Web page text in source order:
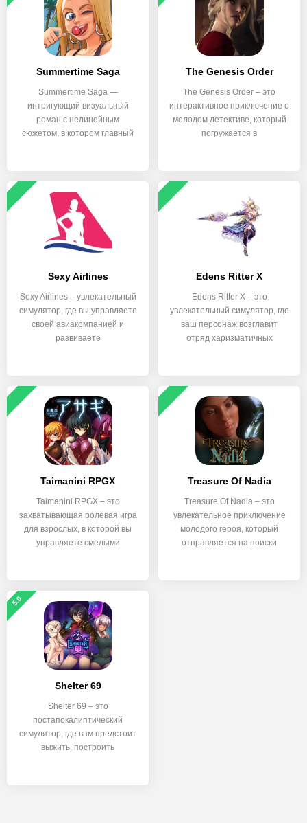
Summertime Saga
Summertime Saga —
интригующий визуальный
роман с нелинейным
сюжетом, в котором главный
The Genesis Order
The Genesis Order – это
интерактивное приключение о
молодом детективе, который
погружается в
Sexy Airlines
Sexy Airlines – увлекательный
симулятор, где вы управляете
своей авиакомпанией и
развиваете
Edens Ritter X
Edens Ritter X – это
увлекательный симулятор, где
ваш персонаж возглавит
отряд харизматичных
Taimanini RPGX
Taimanini RPGX – это
захватывающая ролевая игра
для взрослых, в которой вы
управляете смелыми
Treasure Of Nadia
Treasure Of Nadia – это
увлекательное приключение
молодого героя, который
отправляется на поиски
5.0
Shelter 69
Shelter 69 – это
постапокалиптический
симулятор, где вам предстоит
выжить, построить